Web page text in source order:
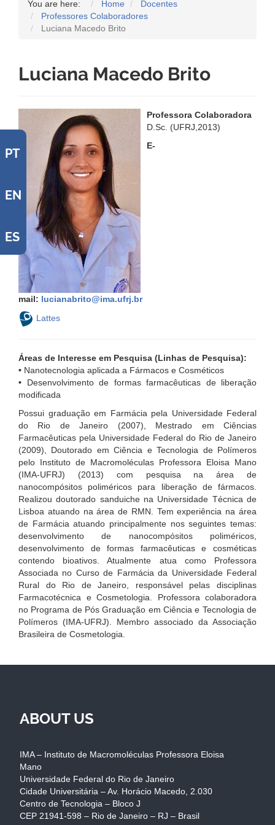
PT
EN
ES
You are here: Home
Docentes
Professores Colaboradores
Luciana Macedo Brito
Luciana Macedo Brito
Professora Colaboradora
D.Sc. (UFRJ,2013)
E-
mail: lucianabrito@ima.ufrj.br
Lattes
Áreas de Interesse em Pesquisa (Linhas de Pesquisa):
• Nanotecnologia aplicada a Fármacos e Cosméticos
• Desenvolvimento de formas farmacêuticas de liberação
modificada
Possui graduação em Farmácia pela Universidade Federal
do Rio de Janeiro (2007), Mestrado em Ciências
Farmacêuticas pela Universidade Federal do Rio de Janeiro
(2009), Doutorado em Ciência e Tecnologia de Polímeros
pelo Instituto de Macromoléculas Professora Eloisa Mano
(IMA-UFRJ) (2013) com pesquisa na área de
nanocompósitos poliméricos para liberação de fármacos.
Realizou doutorado sanduiche na Universidade Técnica de
Lisboa atuando na área de RMN. Tem experiência na área
de Farmácia atuando principalmente nos seguintes temas:
desenvolvimento de nanocompósitos poliméricos,
desenvolvimento de formas farmacêuticas e cosméticas
contendo bioativos. Atualmente atua como Professora
Associada no Curso de Farmácia da Universidade Federal
Rural do Rio de Janeiro, responsável pelas disciplinas
Farmacotécnica e Cosmetologia. Professora colaboradora
no Programa de Pós Graduação em Ciência e Tecnologia de
Polímeros (IMA-UFRJ). Membro associado da Associação
Brasileira de Cosmetologia.
ABOUT US
IMA – Instituto de Macromoléculas Professora Eloisa
Mano
Universidade Federal do Rio de Janeiro
Cidade Universitária – Av. Horácio Macedo, 2.030
Centro de Tecnologia – Bloco J
CEP 21941-598 – Rio de Janeiro – RJ – Brasil